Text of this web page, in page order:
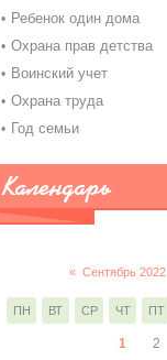
Ребенок один дома
Охрана прав детства
Воинский учет
Охрана труда
Год семьи
Календарь
« Сентябрь 2022
ПН ВТ СР ЧТ ПТ
1 2